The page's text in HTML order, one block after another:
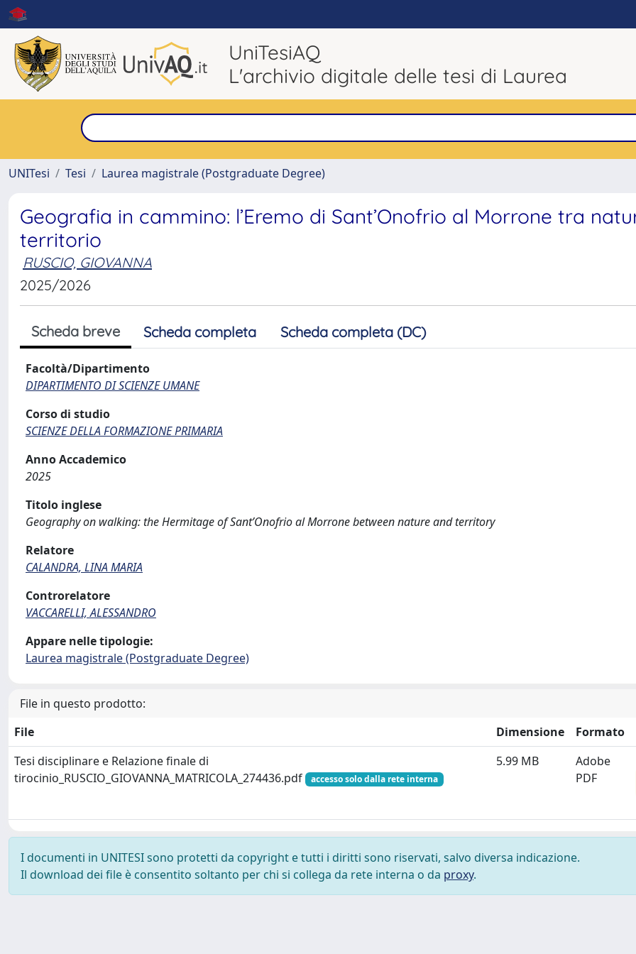
UniTesiAQ
L'archivio digitale delle tesi di Laurea
UNITesi
Tesi Laurea magistrale (Postgraduate Degree)
Geografia in cammino: l’Eremo di Sant’Onofrio al Morrone tra
territorio
RUSCIO, GIOVANNA
2025/2026
Scheda breve Scheda completa Scheda completa (DC)
Facoltà/Dipartimento
DIPARTIMENTO DI SCIENZE UMANE
Corso di studio
SCIENZE DELLA FORMAZIONE PRIMARIA
Anno Accademico
2025
Titolo inglese
Geography on walking: the Hermitage of Sant’Onofrio al Morrone between nature and territory
Relatore
CALANDRA, LINA MARIA
Controrelatore
VACCARELLI, ALESSANDRO
Appare nelle tipologie:
Laurea magistrale (Postgraduate Degree)
File in questo prodotto:
File
Dimensione
Formato
Tesi disciplinare e Relazione finale di
tirocinio_RUSCIO_GIOVANNA_MATRICOLA_274436.pdf
accesso solo dalla rete interna
5.99 MB
Adobe
PDF
I documenti in UNITESI sono protetti da copyright e tutti i diritti sono riservati, salvo diversa indicazione.
Il download dei file è consentito soltanto per chi si collega da rete interna o da proxy.